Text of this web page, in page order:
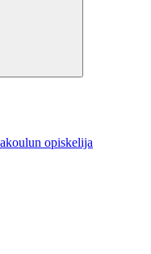
opiskelija